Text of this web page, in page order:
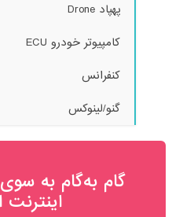
پهپاد Drone
کامپیوتر خودرو ECU
کنفرانس
گنو/لینوکس
گام به‌گام به‌ سوی
اینترنت